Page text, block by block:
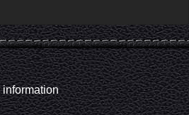
information